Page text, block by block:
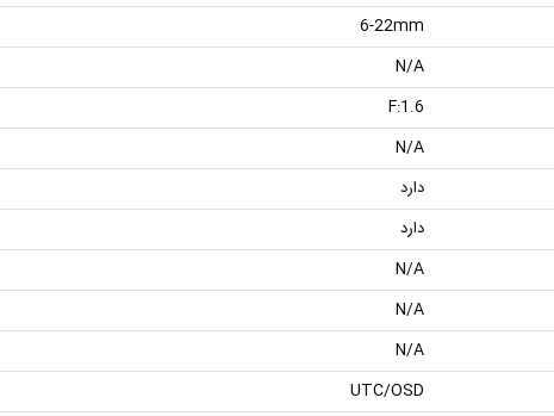
6-22mm
N/A
F:1.6
N/A
دارد
دارد
N/A
N/A
N/A
UTC/OSD